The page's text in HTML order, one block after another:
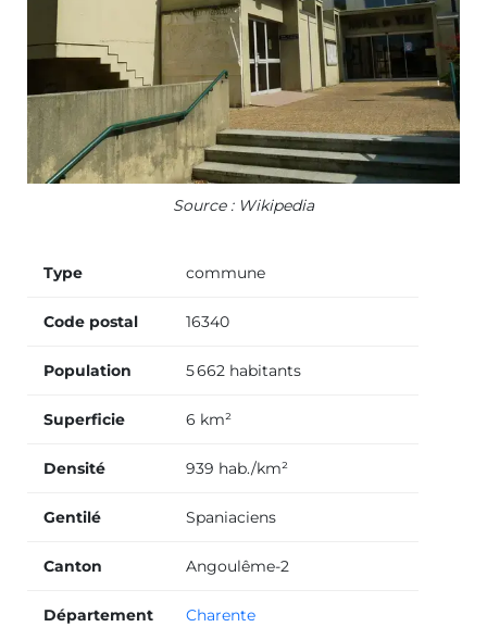
Source : Wikipedia
Type commune
Code postal 16340
Population 5 662 habitants
Superficie 6 km²
Densité 939 hab./km²
Gentilé Spaniaciens
Canton Angoulême-2
Département Charente